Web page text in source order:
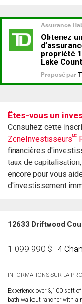
Êtes-vous un
Consultez cette
ZoneInvestisseursMC
financières
taux de
encore pour vous
d'investissement
12633 Driftwood
1 099 990 $ 4
INFORMATIONS SUR LA
Experience over 3,100 sqft
bath walkout rancher with a